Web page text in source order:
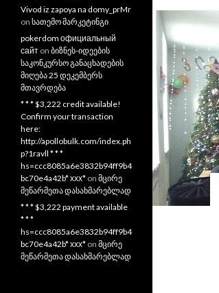
Vivod iz zapoya na domy_prMr
on სათემო მარკეტინგი
pokerdom официальный
сайт on ბიზნეს-იდეების
საკონკურსო განაცხადების
მიღება 25 დეკემბერს
მთავრდება
* * * $3,222 credit available!
Confirm your transaction
here:
http://apollobulk.com/index.ph
p?1ravll * * *
hs=ccc8085a6e3832b94ff9b4
bc70e4a42b* ххх* on მცირე
მეწარმეთა დასახმარებლად
* * * $3,222 payment available
* * *
hs=ccc8085a6e3832b94ff9b4
bc70e4a42b* ххх* on მცირე
მეწარმეთა დასახმარებლად